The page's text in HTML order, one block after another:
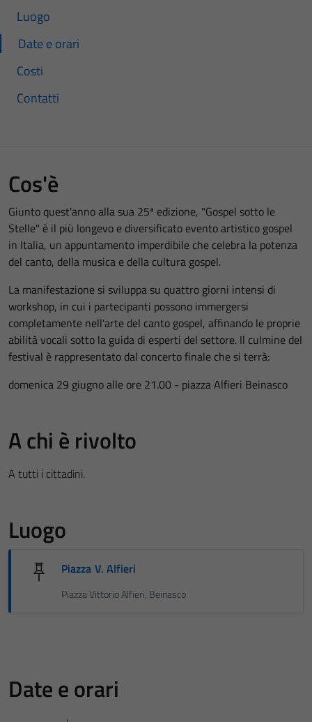
Luogo
Date e orari
Costi
Contatti
Cos'è
Giunto quest'anno alla sua 25ª edizione, "Gospel sotto le
Stelle" è il più longevo e diversificato evento artistico gospel
in Italia, un appuntamento imperdibile che celebra la potenza
del canto, della musica e della cultura gospel.
La manifestazione si sviluppa su quattro giorni intensi di
workshop, in cui i partecipanti possono immergersi
completamente nell'arte del canto gospel, affinando le proprie
abilità vocali sotto la guida di esperti del settore. Il culmine del
festival è rappresentato dal concerto finale che si terrà:
domenica 29 giugno alle ore 21.00 - piazza Alfieri Beinasco
A chi è rivolto
A tutti i cittadini.
Luogo
Piazza V. Alfieri
Piazza Vittorio Alfieri, Beinasco
Date e orari